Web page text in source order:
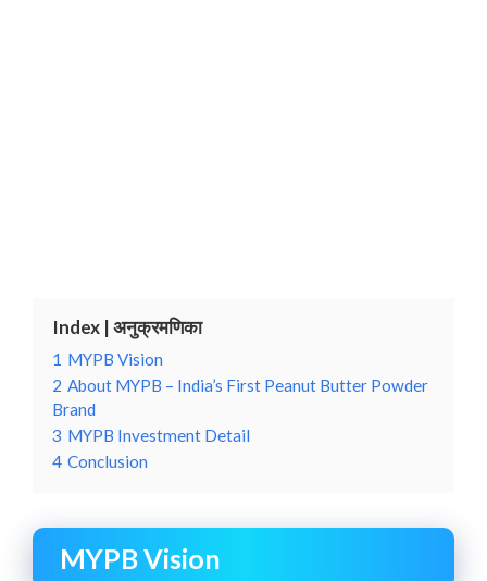
Index | अनुक्रमणिका
1 MYPB Vision
2 About MYPB – India’s First Peanut Butter Powder
Brand
3 MYPB Investment Detail
4 Conclusion
MYPB Vision